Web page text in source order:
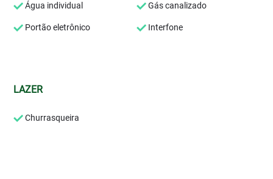
Água individual Gás canalizado
Portão eletrônico Interfone
LAZER
Churrasqueira